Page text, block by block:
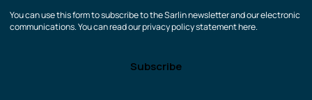
You can use this form to subscribe to the Sarlin newsletter and our electronic
communications. You can read our privacy policy statement here.